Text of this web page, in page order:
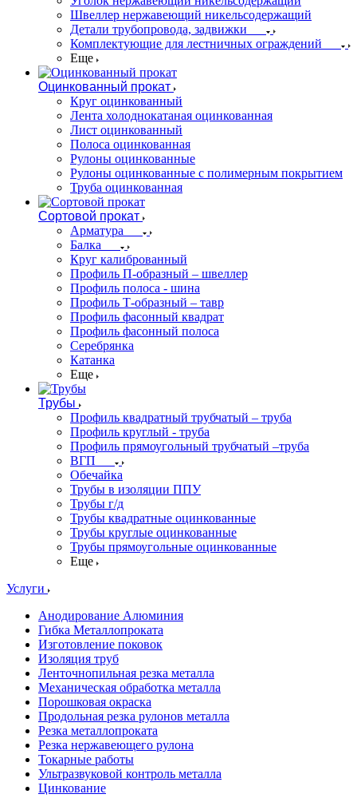
Швеллер нержавеющий никельсодержащий
Детали трубопровода, задвижки
Комплектующие для лестничных ограждений
Еще
Оцинкованный прокат
Круг оцинкованный
Лента холоднокатаная оцинкованная
Лист оцинкованный
Полоса оцинкованная
Рулоны оцинкованные
Рулоны оцинкованные с полимерным покрытием
Труба оцинкованная
Сортовой прокат
Арматура
Балка
Круг калиброванный
Профиль П-образный – швеллер
Профиль полоса - шина
Профиль Т-образный – тавр
Профиль фасонный квадрат
Профиль фасонный полоса
Серебрянка
Катанка
Еще
Трубы
Профиль квадратный трубчатый – труба
Профиль круглый - труба
Профиль прямоугольный трубчатый –труба
ВГП
Обечайка
Трубы в изоляции ППУ
Трубы г/д
Трубы квадратные оцинкованные
Трубы круглые оцинкованные
Трубы прямоугольные оцинкованные
Еще
Услуги
Анодирование Алюминия
Гибка Металлопроката
Изготовление поковок
Изоляция труб
Ленточнопильная резка металла
Механическая обработка металла
Порошковая окраска
Продольная резка рулонов металла
Резка металлопроката
Резка нержавеющего рулона
Токарные работы
Ультразвуковой контроль металла
Цинкование